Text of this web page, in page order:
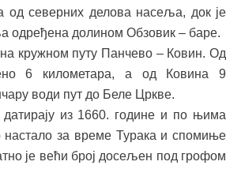
од северних делова насеља, док је
одређена долином Обзовик – баре.
кружном путу Панчево – Ковин. Од
6 километара, а од Ковина 9
води пут до Беле Цркве.
из 1660. године и по њима
настало за време Турака и спомиње
је већи број досељен под грофом